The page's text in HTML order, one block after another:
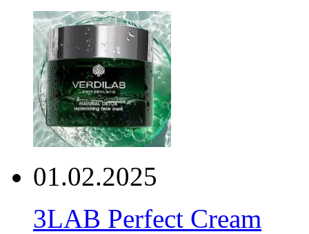
01.02.2025
3LAB Perfect Cream